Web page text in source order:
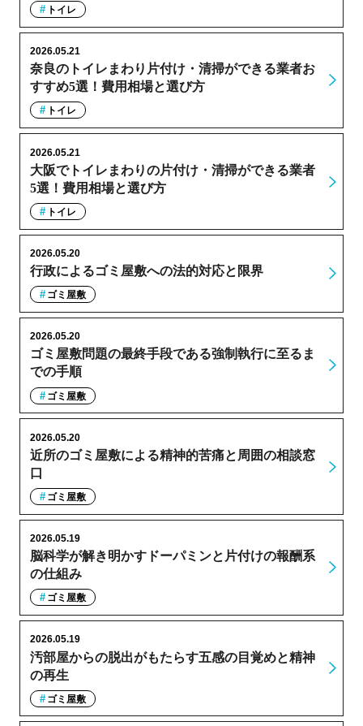
トイレ
奈良のトイレまわり片付け・清掃ができる業者お
すすめ5選！費用相場と選び方
2026.05.21
トイレ
大阪でトイレまわりの片付け・清掃ができる業者
5選！費用相場と選び方
2026.05.21
トイレ
行政によるゴミ屋敷への法的対応と限界
2026.05.20
ゴミ屋敷
ゴミ屋敷問題の最終手段である強制執行に至るま
での手順
2026.05.20
ゴミ屋敷
近所のゴミ屋敷による精神的苦痛と周囲の相談窓
口
2026.05.20
ゴミ屋敷
脳科学が解き明かすドーパミンと片付けの報酬系
の仕組み
2026.05.19
ゴミ屋敷
汚部屋からの脱出がもたらす五感の目覚めと精神
の再生
2026.05.19
ゴミ屋敷